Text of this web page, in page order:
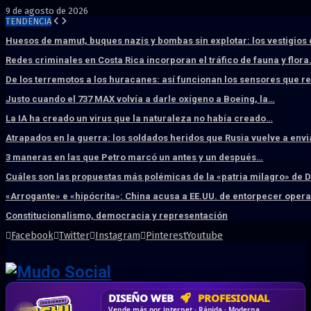
9 de agosto de 2026
TENDENCIA
Huesos de mamut, buques nazis y bombas sin explotar: los vestigios
Redes criminales en Costa Rica incorporan el tráfico de fauna y
De los terremotos a los huracanes: así funcionan los sensores que
Justo cuando el 737 MAX volvía a darle oxígeno a Boeing, la…
La IA ha creado un virus que la naturaleza no había creado…
Atrapados en la guerra: los soldados heridos que Rusia vuelve a
3 maneras en las que Petro marcó un antes y un después…
Cuáles son las propuestas más polémicas de la «patria milagro» de
«Arrogante» e «hipócrita»: China acusa a EE.UU. de entorpecer
Constitucionalismo, democracia y representación
Facebook Twitter Instagram PinterestYoutube
HOSTING SSD SÚPER RÁPIDO
DISEÑO WEB PROFESIONAL
CRM & DASHBOARD A MEDIDA
CORREO CORPORATIVO